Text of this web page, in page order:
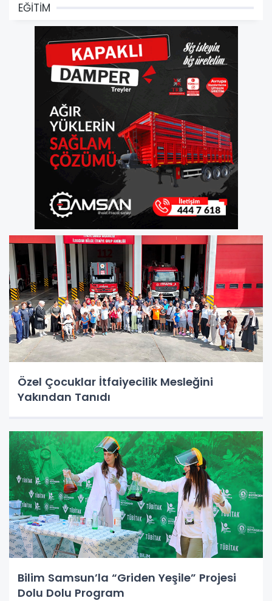
EĞİTİM
Özel Çocuklar İtfaiyecilik Mesleğini
Yakından Tanıdı
Bilim Samsun’la “Griden Yeşile” Projesi
Dolu Dolu Program